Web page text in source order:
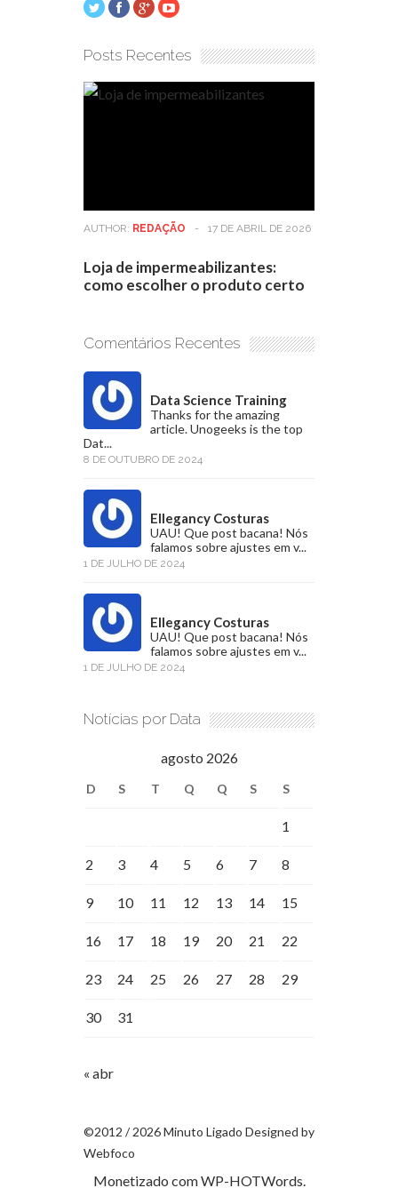
Posts Recentes
AUTHOR: REDAÇÃO - 17 DE ABRIL DE 2026
Loja de impermeabilizantes:
como escolher o produto certo
Comentários Recentes
Data Science Training
Thanks for the amazing
article. Unogeeks is the top
Dat...
8 DE OUTUBRO DE 2024
Ellegancy Costuras
UAU! Que post bacana! Nós
falamos sobre ajustes em v...
1 DE JULHO DE 2024
Ellegancy Costuras
UAU! Que post bacana! Nós
falamos sobre ajustes em v...
1 DE JULHO DE 2024
Notícias por Data
agosto 2026
D S T Q Q S S
1
2 3 4 5 6 7 8
9 10 11 12 13 14 15
16 17 18 19 20 21 22
23 24 25 26 27 28 29
30 31
« abr
©2012 / 2026 Minuto Ligado Designed by
Webfoco
Monetizado comWP-HOTWords.